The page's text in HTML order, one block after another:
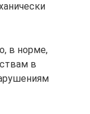
в норме,
в